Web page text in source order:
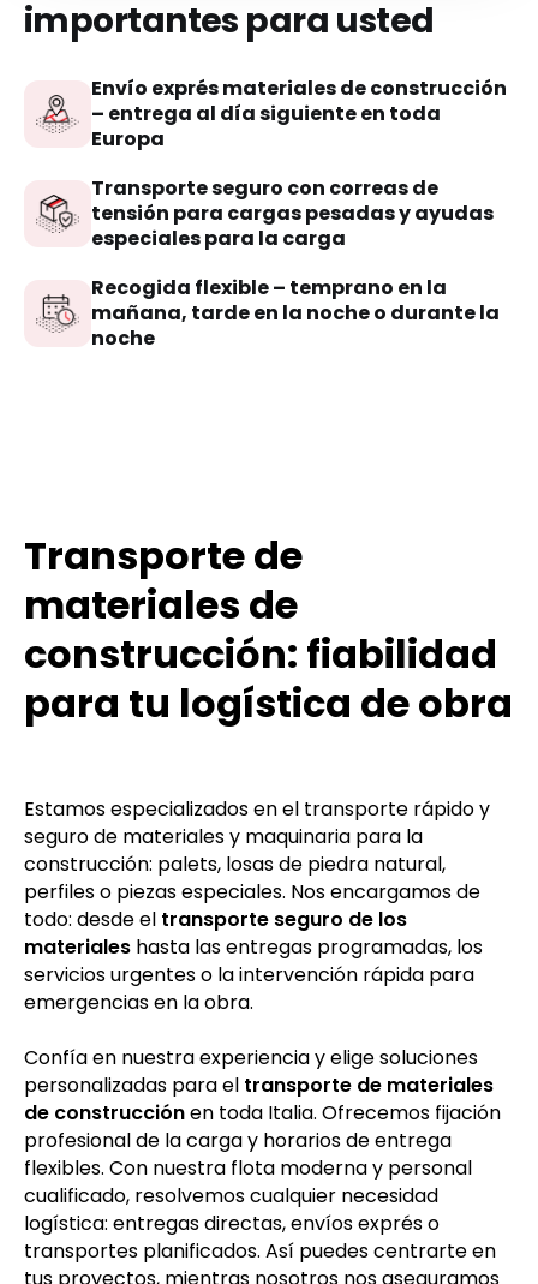
importantes para usted
Envío exprés materiales de construcción
– entrega al día siguiente en toda
Europa
Transporte seguro con correas de
tensión para cargas pesadas y ayudas
especiales para la carga
Recogida flexible – temprano en la
mañana, tarde en la noche o durante la
noche
Transporte de
materiales de
construcción: fiabilidad
para tu logística de obra
Estamos especializados en el transporte rápido y
seguro de materiales y maquinaria para la
construcción: palets, losas de piedra natural,
perfiles o piezas especiales. Nos encargamos de
todo: desde el transporte seguro de los
materiales hasta las entregas programadas, los
servicios urgentes o la intervención rápida para
emergencias en la obra.
Confía en nuestra experiencia y elige soluciones
personalizadas para el transporte de materiales
de construcciónen toda Italia. Ofrecemos fijación
profesional de la carga y horarios de entrega
flexibles. Con nuestra flota moderna y personal
cualificado, resolvemos cualquier necesidad
logística: entregas directas, envíos exprés o
transportes planificados. Así puedes centrarte en